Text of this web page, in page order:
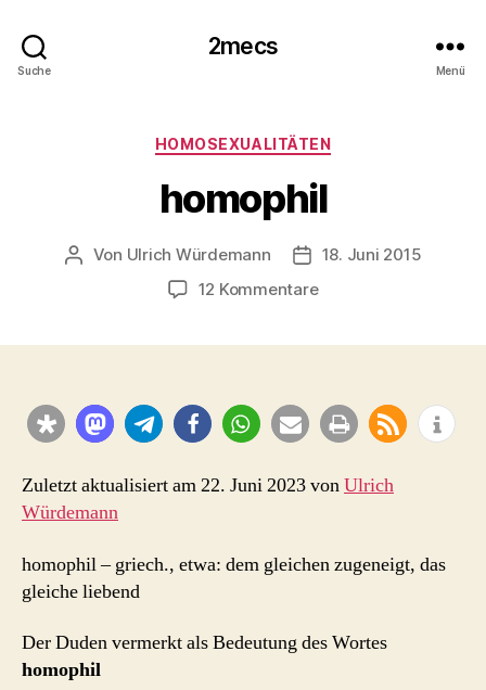
Suche
2mecs
Menü
Kategorien
HOMOSEXUALITÄTEN
homophil
Beitragsautor
Von Ulrich Würdemann Beitragsdatum
18. Juni 2015
12 Kommentarezu
Zuletzt aktualisiert am 22. Juni 2023 vonUlrich
Würdemann
homophil – griech., etwa: dem gleichen zugeneigt, das
gleiche liebend
Der Duden vermerkt als Bedeutung des Wortes
homophil